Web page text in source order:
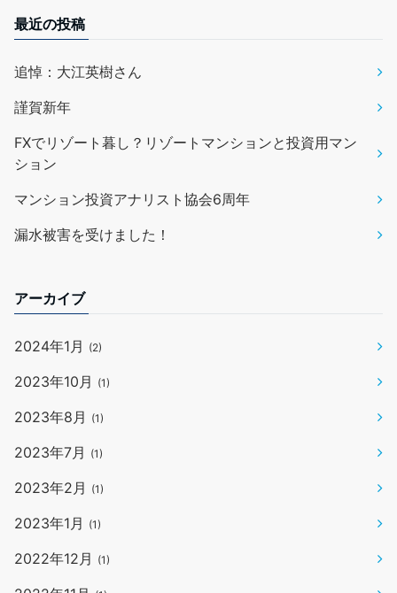
最近の投稿
追悼：大江英樹さん
謹賀新年
FXでリゾート暮し？リゾートマンションと投資用マン
ション
マンション投資アナリスト協会6周年
漏水被害を受けました！
アーカイブ
2024年1月 (2)
2023年10月 (1)
2023年8月 (1)
2023年7月 (1)
2023年2月 (1)
2023年1月 (1)
2022年12月 (1)